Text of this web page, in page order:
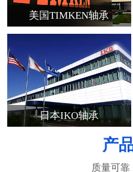
美国TIMKEN轴承
日本IKO轴承
产
质量可靠